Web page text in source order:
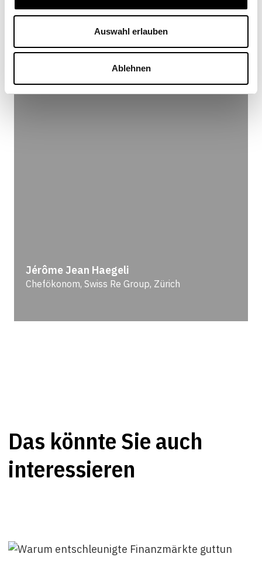
Auswahl erlauben
Ablehnen
Zitiervorschlag: Haegeli, Jérôme Jean (2019).
Versicherungen stärken ökonomische
Widerstandsfähigkeit.Die Volkswirtschaft, 13.
Jérôme Jean Haegeli
Chefökonom, Swiss Re Group, Zürich
Das könnte Sie auch
interessieren